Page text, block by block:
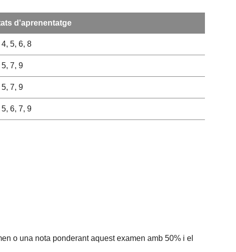
d'aprenentatge
5, 6, 8
5, 7, 9
5, 7, 9
6, 7, 9
o una nota ponderant aquest examen amb 50% i el